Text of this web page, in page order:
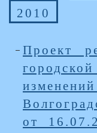
2010
Проект
от